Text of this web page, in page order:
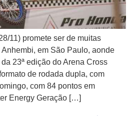
11) promete ser de muitas
em São Paulo, aonde
23ª edição do Arena Cross
de rodada dupla, com
com 84 pontos em
Energy Geração […]